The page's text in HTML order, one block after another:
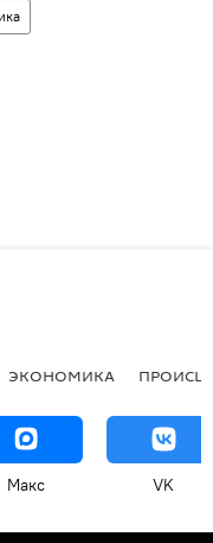
ЭКОНОМИКА
Макс VK